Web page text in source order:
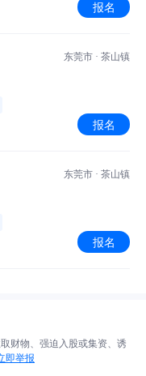
报名
东莞市 · 茶山镇
报名
东莞市 · 茶山镇
报名
财物、强迫入股或集资、诱
即举报